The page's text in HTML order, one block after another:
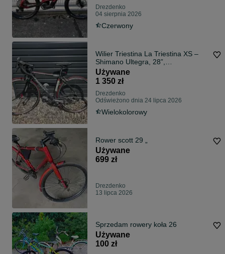
Drezdenko
04 sierpnia 2026
Czerwony
Wilier Triestina La Triestina XS –
Shimano Ultegra, 28”,
karbon/aluminium
Używane
1 350 zł
Drezdenko
Odświeżono dnia 24 lipca 2026
Wielokolorowy
Rower scott 29 „
Używane
699 zł
Drezdenko
13 lipca 2026
Sprzedam rowery koła 26
Używane
100 zł